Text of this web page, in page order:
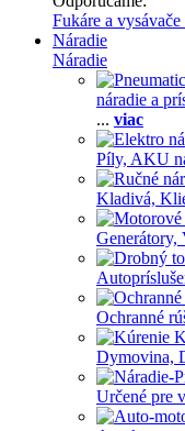
Fukáre a vysávače
Náradie
Náradie
náradie a
... viac
Píly, AKU
Kladivá,
Generátory,
Ochranné
Dymovina,
Určené pre